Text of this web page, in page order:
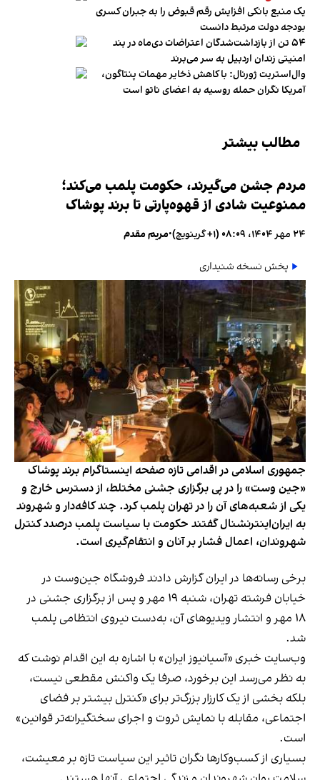
یک منبع بانکی افزایش رقم قبوض را به جبران کسری
بودجه دولت مرتبط دانست
۵۴ تن از بازداشت‌شدگان اعتراضات دی‌ماه در بند
امنیتی زندان اردبیل به سر می‌برند
وال‌استریت ژورنال: با کاهش ذخایر مهمات پنتاگون،
آمریکا نگران حمله روسیه به اعضای ناتو‌ است
مطالب بیشتر
مردم جشن می‌گیرند، حکومت پلمب می‌کند؛
ممنوعیت شادی از قهوه‌پارتی تا برند پوشاک
۲۴ مهر ۱۴۰۴، ۰۸:۰۹ (‎+۱ گرینویچ) •مریم مقدم
پخش نسخه شنیداری
جمهوری اسلامی در اقدامی تازه صفحه اینستاگرام برند پوشاک
«جین وست» را در پی برگزاری جشنی مختلط، از دسترس خارج و
یکی از شعبه‌های آن را در تهران پلمب کرد. چند کافه‌‌دار و شهروند
به ایران‌اینترنشنال گفتند حکومت با سیاست پلمب درصدد کنترل
شهروندان، اعمال فشار بر آنان و انتقام‌گیری است.
برخی رسانه‌ها در ایران گزارش دادند فروشگاه جین‌وست در
خیابان فرشته تهران، شنبه ۱۹ مهر و پس از برگزاری جشنی در
۱۸ مهر و انتشار ویدیوهای آن، به‌دست نیروی انتظامی پلمب
شد.
وب‌سایت خبری «آسیانیوز ایران» با اشاره به این اقدام نوشت که
به نظر می‌رسد این برخورد، صرفا یک واکنش مقطعی نیست،
بلکه بخشی از یک کارزار بزرگ‌تر برای «کنترل بیشتر بر فضای
اجتماعی، مقابله با نمایش ثروت و اجرای سختگیرانه‌تر قوانین»
است.
بسیاری از کسب‌وکارها نگران تاثیر این سیاست‌ تازه بر معیشت،